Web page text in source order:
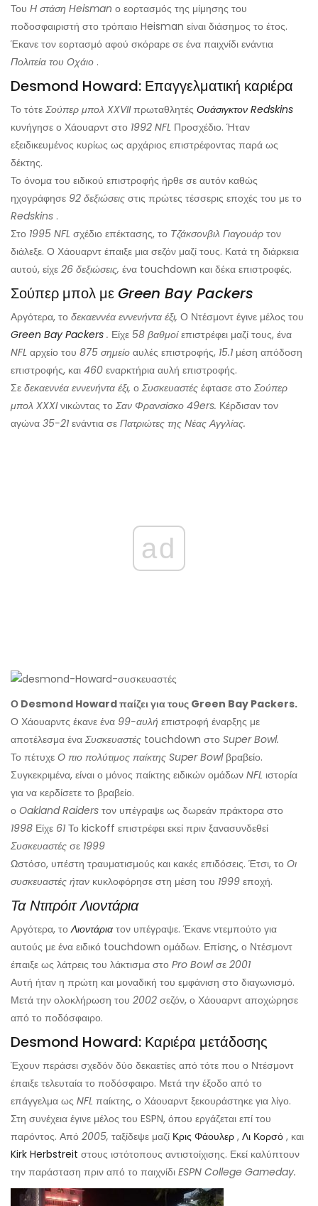
Του Η στάση Heisman ο εορτασμός της μίμησης του
ποδοσφαιριστή στο τρόπαιο Heisman είναι διάσημος το έτος.
Έκανε τον εορτασμό αφού σκόραρε σε ένα παιχνίδι ενάντια
Πολιτεία του Οχάιο .
Desmond Howard: Επαγγελματική καριέρα
Το τότε Σούπερ μπολ XXVIIπρωταθλητές Ουάσιγκτον Redskins
κυνήγησε ο Χάουαρντ στο 1992 NFL Προσχέδιο. Ήταν
εξειδικευμένος κυρίως ως αρχάριος επιστρέφοντας παρά ως
δέκτης.
Το όνομα του ειδικού επιστροφής ήρθε σε αυτόν καθώς
ηχογράφησε 92 δεξιώσεις στις πρώτες τέσσερις εποχές του με το
Redskins .
Στο 1995 NFL σχέδιο επέκτασης, το Τζάκσονβιλ Γιαγουάρ τον
διάλεξε. Ο Χάουαρντ έπαιξε μια σεζόν μαζί τους. Κατά τη διάρκεια
αυτού, είχε 26 δεξιώσεις, ένα touchdown και δέκα επιστροφές.
Σούπερ μπολ μεGreen Bay Packers
Αργότερα, το δεκαεννέα εννενήντα έξι, Ο Ντέσμοντ έγινε μέλος του
Green Bay Packers . Είχε 58 βαθμοίεπιστρέφει μαζί τους, ένα
NFL αρχείο του 875 σημείο αυλές επιστροφής, 15.1 μέση απόδοση
επιστροφής, και 460 εναρκτήρια αυλή επιστροφής.
Σε δεκαεννέα εννενήντα έξι, ο Συσκευαστές έφτασε στο Σούπερ
μπολ XXXIνικώντας το Σαν Φρανσίσκο 49ers. Κέρδισαν τον
αγώνα 35-21 ενάντια σε Πατριώτες της Νέας Αγγλίας.
ad
Ο Desmond Howard παίζει για τους Green Bay Packers.
Ο Χάουαρντς έκανε ένα 99-αυλή επιστροφή έναρξης με
αποτέλεσμα ένα Συσκευαστές touchdown στο Super Bowl.
Το πέτυχε Ο πιο πολύτιμος παίκτης Super Bowlβραβείο.
Συγκεκριμένα, είναι ο μόνος παίκτης ειδικών ομάδων NFL ιστορία
για να κερδίσετε το βραβείο.
ο Oakland Raiders τον υπέγραψε ως δωρεάν πράκτορα στο
1998 Είχε 61 Το kickoff επιστρέφει εκεί πριν ξανασυνδεθεί
Συσκευαστές σε 1999
Ωστόσο, υπέστη τραυματισμούς και κακές επιδόσεις. Έτσι, το Οι
συσκευαστές ήταν κυκλοφόρησε στη μέση του 1999 εποχή.
Τα Ντιτρόιτ Λιοντάρια
Αργότερα, τοΛιοντάρια τον υπέγραψε. Έκανε ντεμπούτο για
αυτούς με ένα ειδικό touchdown ομάδων. Επίσης, ο Ντέσμοντ
έπαιξε ως λάτρεις του λάκτισμα στο Pro Bowlσε 2001
Αυτή ήταν η πρώτη και μοναδική του εμφάνιση στο διαγωνισμό.
Μετά την ολοκλήρωση του 2002 σεζόν, ο Χάουαρντ αποχώρησε
από το ποδόσφαιρο.
Desmond Howard: Καριέρα μετάδοσης
Έχουν περάσει σχεδόν δύο δεκαετίες από τότε που ο Ντέσμοντ
έπαιξε τελευταία το ποδόσφαιρο. Μετά την έξοδο από το
επάγγελμα ως NFL παίκτης, ο Χάουαρντ ξεκουράστηκε για λίγο.
Στη συνέχεια έγινε μέλος του ESPN, όπου εργάζεται επί του
παρόντος. Από 2005, ταξίδεψε μαζί Κρις Φάουλερ , Λι Κορσό , και
Kirk Herbstreit στους ιστότοπους αντιστοίχισης. Εκεί καλύπτουν
την παράσταση πριν από το παιχνίδι ESPN College Gameday.